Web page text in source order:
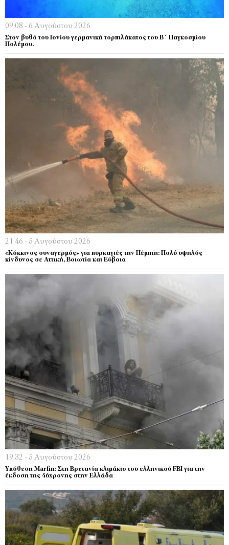
09:08 - 6 Αυγούστου 2026
Στον βυθό του Ιονίου γερμανική τορπιλάκατος του Β΄ Παγκοσμίου
Πολέμου.
21:46 - 5 Αυγούστου 2026
«Κόκκινος συναγερμός» για πυρκαγιές την Πέμπτη: Πολύ υψηλός
κίνδυνος σε Αττική, Βοιωτία και Εύβοια
19:32 - 5 Αυγούστου 2026
Υπόθεση Marfin: Στη Βρετανία κλιμάκιο του ελληνικού FBI για την
έκδοση της 46χρονης στην Ελλάδα